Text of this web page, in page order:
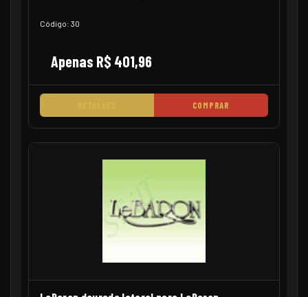
Código: 30
Apenas R$ 401,96
COMPRAR